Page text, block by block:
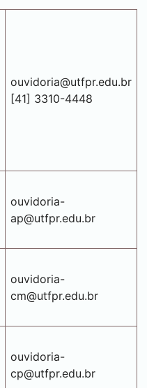
ouvidoria@utfpr.edu.br
[41] 3310-4448
ouvidoria-
ap@utfpr.edu.br
ouvidoria-
cm@utfpr.edu.br
ouvidoria-
cp@utfpr.edu.br